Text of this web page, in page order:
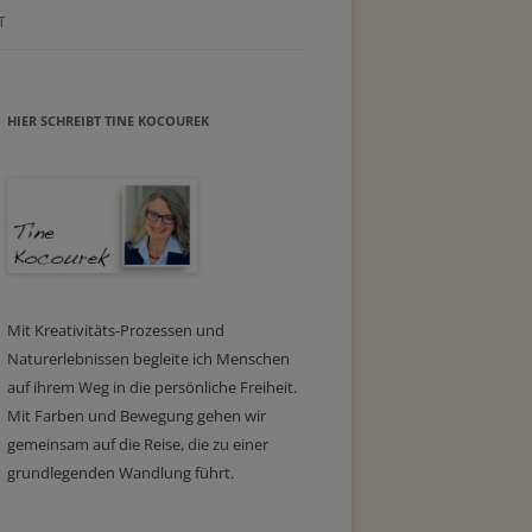
HIER SCHREIBT TINE KOCOUREK
Mit Kreativitäts-Prozessen und
Naturerlebnissen begleite ich Menschen
auf ihrem Weg in die persönliche Freiheit.
Mit Farben und Bewegung gehen wir
gemeinsam auf die Reise, die zu einer
grundlegenden Wandlung führt.